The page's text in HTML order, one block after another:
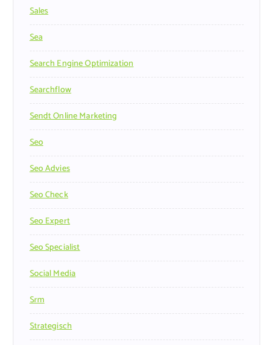
Sales
Sea
Search Engine Optimization
Searchflow
Sendt Online Marketing
Seo
Seo Advies
Seo Check
Seo Expert
Seo Specialist
Social Media
Srm
Strategisch